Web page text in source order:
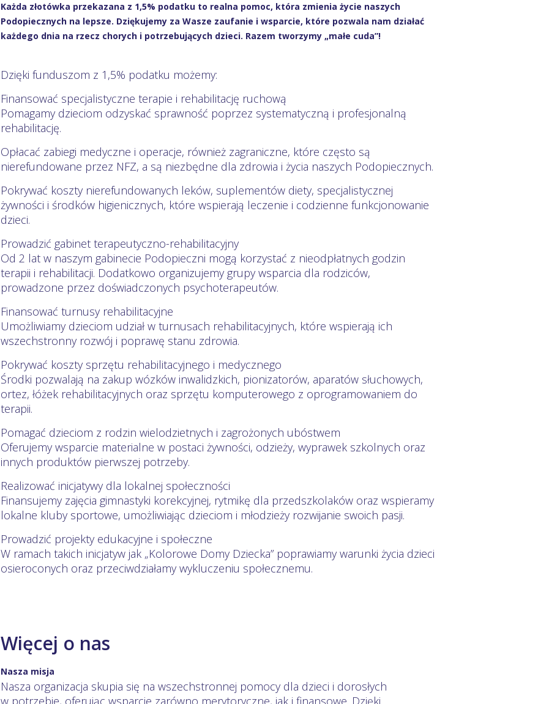
Każda złotówka przekazana z 1,5% podatku to realna pomoc, która zmienia życie naszych
Podopiecznych na lepsze. Dziękujemy za Wasze zaufanie i wsparcie, które pozwala nam działać
każdego dnia na rzecz chorych i potrzebujących dzieci. Razem tworzymy „małe cuda”!
Dzięki funduszom z 1,5% podatku możemy:
Finansować specjalistyczne terapie i rehabilitację ruchową
Pomagamy dzieciom odzyskać sprawność poprzez systematyczną i profesjonalną
rehabilitację.
Opłacać zabiegi medyczne i operacje, również zagraniczne, które często są
nierefundowane przez NFZ, a są niezbędne dla zdrowia i życia naszych Podopiecznych.
Pokrywać koszty nierefundowanych leków, suplementów diety, specjalistycznej
żywności i środków higienicznych, które wspierają leczenie i codzienne funkcjonowanie
dzieci.
Prowadzić gabinet terapeutyczno-rehabilitacyjny
Od 2 lat w naszym gabinecie Podopieczni mogą korzystać z nieodpłatnych godzin
terapii i rehabilitacji. Dodatkowo organizujemy grupy wsparcia dla rodziców,
prowadzone przez doświadczonych psychoterapeutów.
Finansować turnusy rehabilitacyjne
Umożliwiamy dzieciom udział w turnusach rehabilitacyjnych, które wspierają ich
wszechstronny rozwój i poprawę stanu zdrowia.
Pokrywać koszty sprzętu rehabilitacyjnego i medycznego
Środki pozwalają na zakup wózków inwalidzkich, pionizatorów, aparatów słuchowych,
ortez, łóżek rehabilitacyjnych oraz sprzętu komputerowego z oprogramowaniem do
terapii.
Pomagać dzieciom z rodzin wielodzietnych i zagrożonych ubóstwem
Oferujemy wsparcie materialne w postaci żywności, odzieży, wyprawek szkolnych oraz
innych produktów pierwszej potrzeby.
Realizować inicjatywy dla lokalnej społeczności
Finansujemy zajęcia gimnastyki korekcyjnej, rytmikę dla przedszkolaków oraz wspieramy
lokalne kluby sportowe, umożliwiając dzieciom i młodzieży rozwijanie swoich pasji.
Prowadzić projekty edukacyjne i społeczne
W ramach takich inicjatyw jak „Kolorowe Domy Dziecka” poprawiamy warunki życia dzieci
osieroconych oraz przeciwdziałamy wykluczeniu społecznemu.
Więcej o nas
Nasza misja
Nasza organizacja skupia się na wszechstronnej pomocy dla dzieci i dorosłych
w potrzebie, oferując wsparcie zarówno merytoryczne, jak i finansowe. Dzięki